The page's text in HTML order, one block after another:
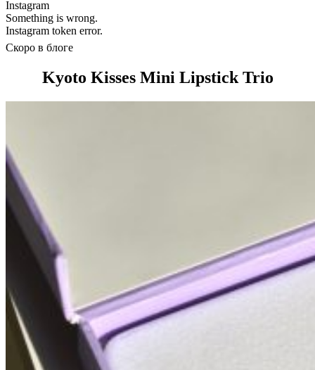
Instagram
Something is wrong.
Instagram token error.
Скоро в блоге
Kyoto Kisses Mini Lipstick Trio